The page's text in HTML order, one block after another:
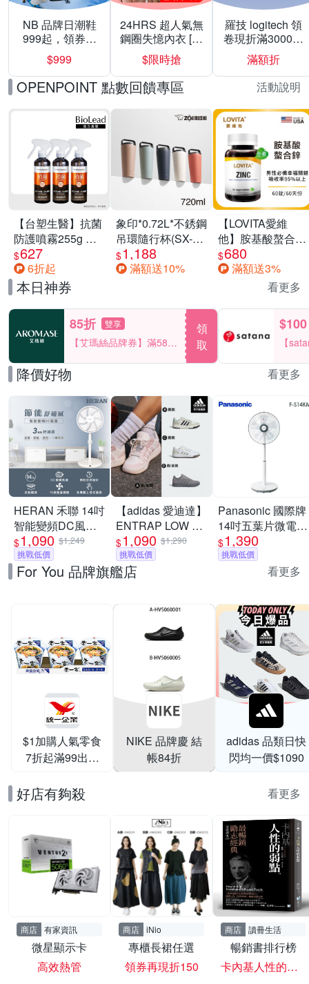
NB 品牌日潮鞋
999起，領券折
上折 最高回饋
40%
$999
24HRS 超人氣無
鋼圈失憶內衣 [熱
銷好評]
$限時搶
羅技 logitech 領
卷現折滿3000折
300
滿額折
OPENPOINT 點數回饋專區 活動說明
【台塑生醫】抗菌
防護噴霧255g 三
入組
$627
6折起
象印*0.72L*不銹鋼
吊環隨行杯(SX-
LA72H)
$1,188
滿額送10%
【LOVITA愛維
他】胺基酸螯合鋅
x2瓶30mg素食錠
(鋅錠)
$680
滿額送3%
本日神券 看更多
85折 雙享
【艾瑪絲品牌券】滿580
享85折！
領
取
$100
【
一件
降價好物 看更多
HERAN 禾聯 14吋
智能變頻DC風扇
HDF-14WT760
[限時優惠]
$1,090 $1,249
挑戰低價
【adidas 愛迪達】
ENTRAP LOW 運
動休閒鞋 籃球鞋
復古 男鞋/女鞋 (多
款任選)
$1,090 $1,290
挑戰低價
Panasonic 國際牌
14吋五葉片微電腦
DC直流電風扇F-
S14KM [限時優惠]
$1,390
挑戰低價
For You 品牌旗艦店 看更多
$1加購人氣零食
7折起滿99出貨
NIKE 品牌慶 結
帳84折
adidas 品類日快
閃均一價$1090
好店有夠殺 看更多
商店 有家資訊
微星顯示卡
高效熱管
商店 iNio
專櫃長裙任選
領券再現折150
商店 讀冊生活
暢銷書排行榜
卡內基人性的弱點